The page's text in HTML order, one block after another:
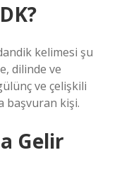
kelimesi şu
dilinde ve
ve çelişkili
başvuran kişi.
Gelir